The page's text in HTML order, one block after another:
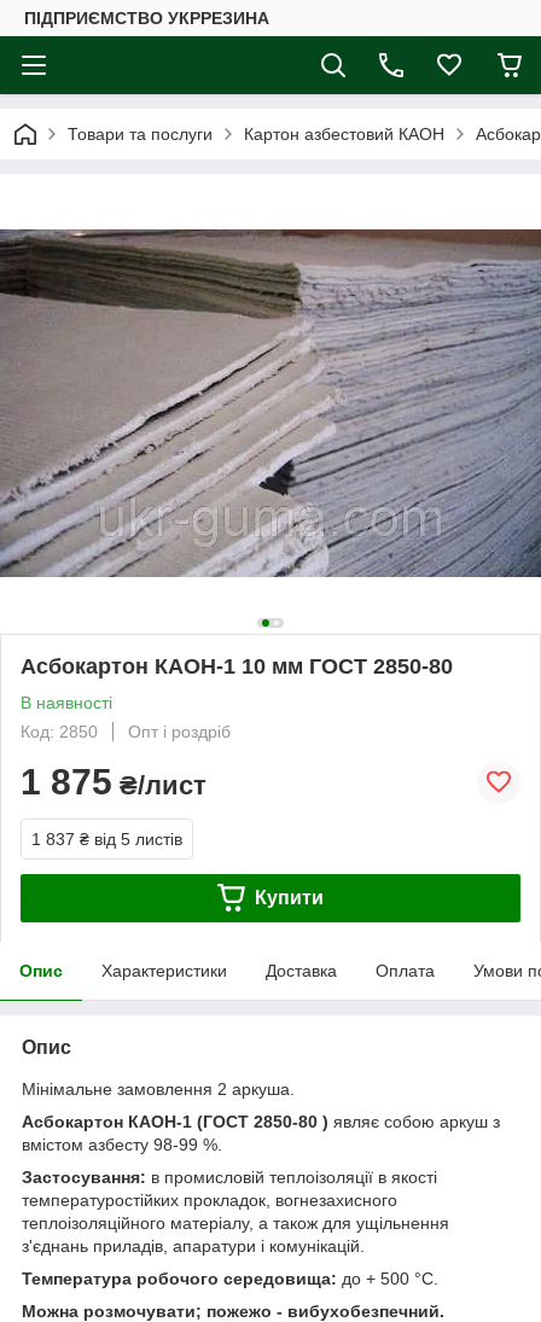
ПІДПРИЄМСТВО УКРРЕЗИНА
Товари та послуги Картон азбестовий КАОН
Асбокартон КАОН-1 10 мм ГОСТ 2850-80
В наявності
Код: 2850
Опт і роздріб
1 875 ₴/лист
1 837 ₴ від 5 листів
Купити
Опис Характеристики Доставка Оплата Умови
Опис
Мінімальне замовлення 2 аркуша.
Асбокартон КАОН-1 (ГОСТ 2850-80 ) являє собою аркуш з
вмістом азбесту 98-99 %.
Застосування: в промисловій теплоізоляції в якості
температуростійких прокладок, вогнезахисного
теплоізоляційного матеріалу, а також для ущільнення
з'єднань приладів, апаратури і комунікацій.
Температура робочого середовища: до + 500 °С.
Можна розмочувати; пожежо - вибухобезпечний.